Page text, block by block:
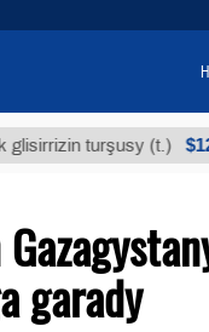
turşusy (t.) $12935,18
garady